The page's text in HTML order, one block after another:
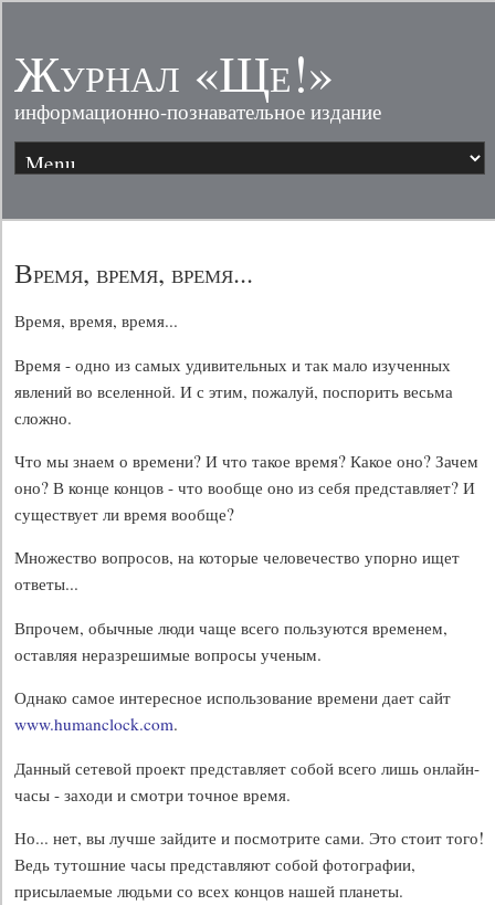
Журнал «Ще!»
информационно-познавательное издание
Время, время, время...
Время, время, время...
Время - одно из самых удивительных и так мало изученных
явлений во вселенной. И с этим, пожалуй, поспорить весьма
сложно.
Что мы знаем о времени? И что такое время? Какое оно? Зачем
оно? В конце концов - что вообще оно из себя представляет? И
существует ли время вообще?
Множество вопросов, на которые человечество упорно ищет
ответы...
Впрочем, обычные люди чаще всего пользуются временем,
оставляя неразрешимые вопросы ученым.
Однако самое интересное использование времени дает сайт
www.humanclock.com.
Данный сетевой проект представляет собой всего лишь онлайн-
часы - заходи и смотри точное время.
Но... нет, вы лучше зайдите и посмотрите сами. Это стоит того!
Ведь тутошние часы представляют собой фотографии,
присылаемые людьми со всех концов нашей планеты.